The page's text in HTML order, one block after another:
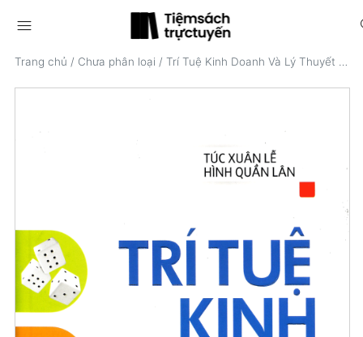
menu
Trang chủ / Chưa phân loại / Trí Tuệ Kinh Doanh Và Lý Thuyết Trò Chơi